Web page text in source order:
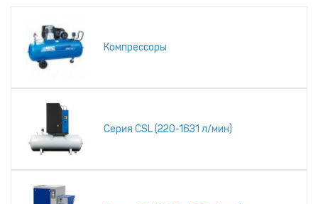
Компрессоры
Серия CSL (220-1631 л/мин)